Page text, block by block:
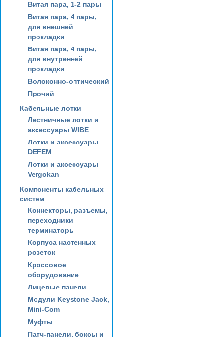
Витая пара, 1-2 пары
Витая пара, 4 пары,
для внешней
прокладки
Витая пара, 4 пары,
для внутренней
прокладки
Волоконно-оптический
Прочий
Кабельные лотки
Лестничные лотки и
аксессуары WIBE
Лотки и аксессуары
DEFEM
Лотки и аксессуары
Vergokan
Компоненты кабельных
систем
Коннекторы, разъемы,
переходники,
терминаторы
Корпуса настенных
розеток
Кроссовое
оборудование
Лицевые панели
Модули Keystone Jack,
Mini-Com
Муфты
Патч-панели, боксы и